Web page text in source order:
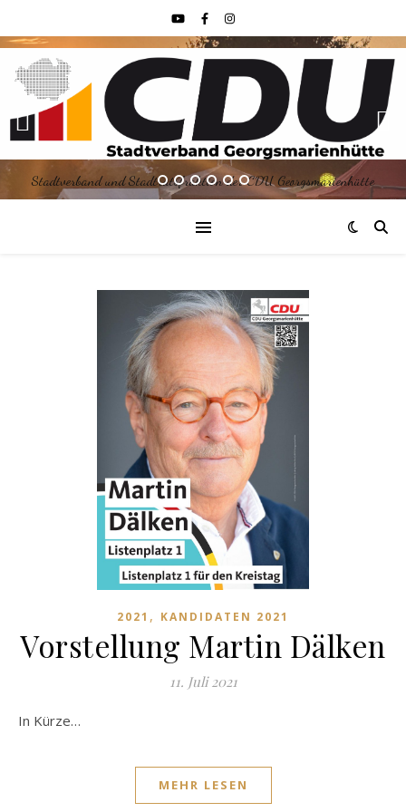
Stadtverband und Stadtratsfraktion der CDU Georgsmarienhütte
2021 , KANDIDATEN 2021
Vorstellung Martin Dälken
11. Juli 2021
In Kürze…
MEHR LESEN